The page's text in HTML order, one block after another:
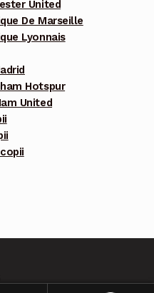
United
De Marseille
Lyonnais
Hotspur
United